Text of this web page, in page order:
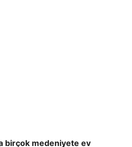
birçok medeniyete ev